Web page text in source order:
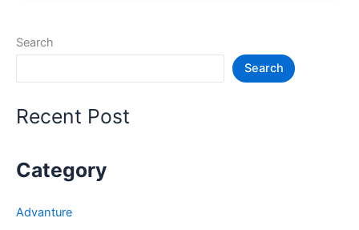
जगह
in
Search
Search
Recent Post
Category
Advanture